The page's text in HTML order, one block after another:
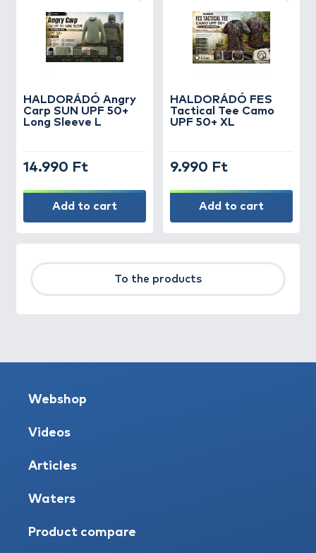
HALDORÁDÓ Angry
Carp SUN UPF 50+
Long Sleeve L
14.990 Ft
Add to cart
HALDORÁDÓ FES
Tactical Tee Camo
UPF 50+ XL
9.990 Ft
Add to cart
To the products
Webshop
Videos
Articles
Waters
Product compare